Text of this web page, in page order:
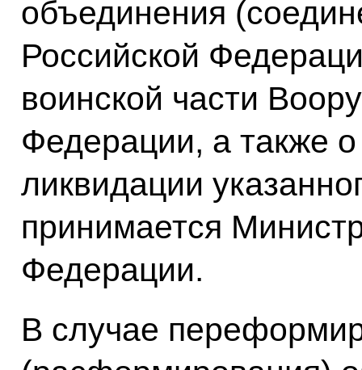
объединения
Российской
воинской части
Федерации, а также
ликвидации
принимается
Федерации.
В случае